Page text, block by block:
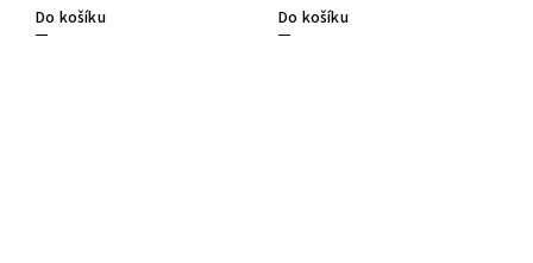
Do košíku Do košíku